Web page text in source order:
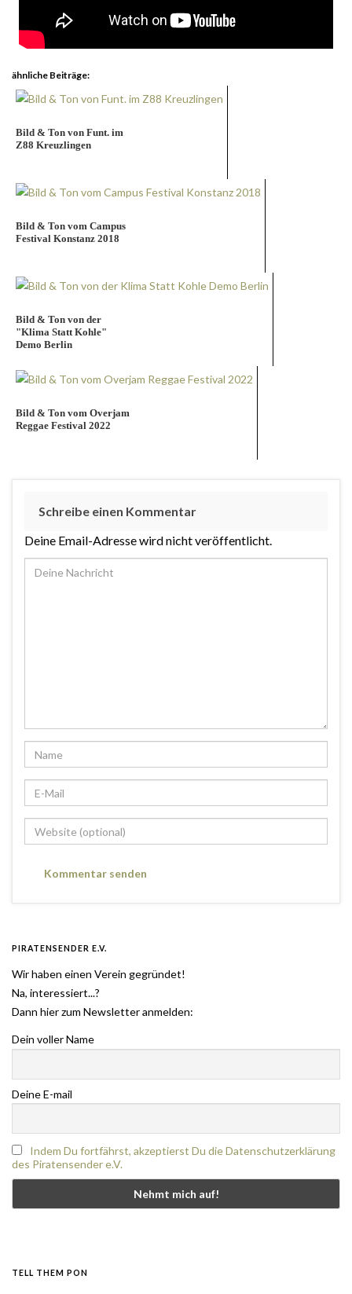
ähnliche Beiträge:
Bild & Ton von Funt. im
Z88 Kreuzlingen
Bild & Ton vom Campus
Festival Konstanz 2018
Bild & Ton von der
"Klima Statt Kohle"
Demo Berlin
Bild & Ton vom Overjam
Reggae Festival 2022
Schreibe einen Kommentar
Deine Email-Adresse wird nicht veröffentlicht.
PIRATENSENDER E.V.
Wir haben einen Verein gegründet!
Na, interessiert...?
Dann hier zum Newsletter anmelden:
Dein voller Name
Deine E-mail
Indem Du fortfährst, akzeptierst Du die Datenschutzerklärung
des Piratensender e.V.
TELL THEM PON